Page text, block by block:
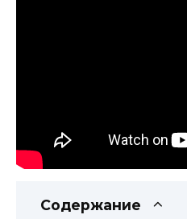
Содержание